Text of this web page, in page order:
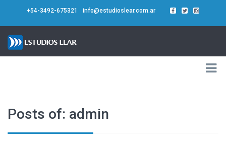
+54-3492-675321 info@estudioslear.com.ar
Posts of: admin